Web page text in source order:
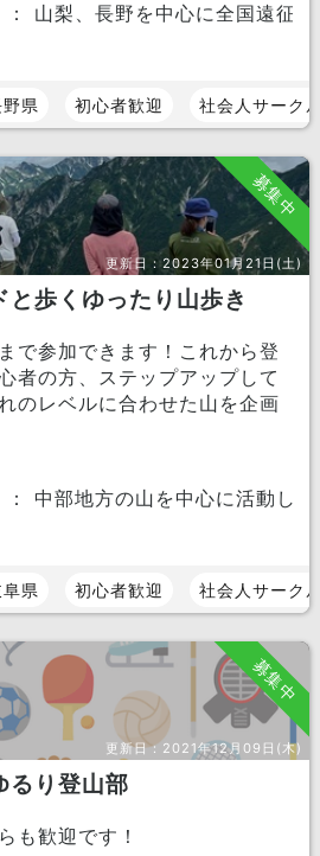
山梨、長野を中心に全国遠征
県 初心者歓迎 社会人サーク
募集中
更新日：2023年01月21日(土)
と歩くゆったり山歩き
で参加できます！これから登
者の方、ステップアップして
のレベルに合わせた山を企画
中部地方の山を中心に活動し
県 初心者歓迎 社会人サーク
募集中
更新日： 2021年12月09日(木)
るり登山部
も歓迎です！